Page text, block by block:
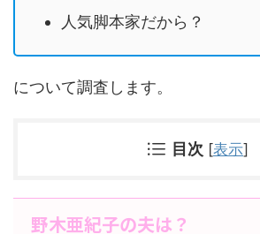
人気脚本家だから？
について調査します。
目次 [表示]
野木亜紀子の夫は？